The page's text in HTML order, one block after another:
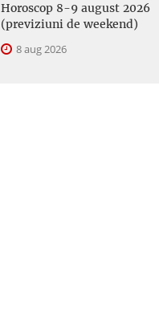
Horoscop 8-9 august 2026
(previziuni de weekend)
8 aug 2026